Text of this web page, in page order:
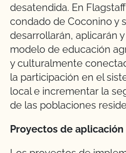
desatendida. En
condado de Coconino y
desarrollarán, aplicarán
modelo de educación
y culturalmente
la participación en el
local e incrementar la
de las poblaciones
Proyectos de aplicación